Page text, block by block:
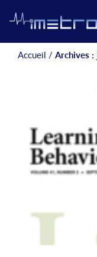
Accueil / Archives